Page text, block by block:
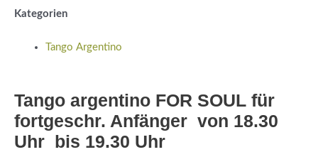
Kategorien
Tango Argentino
Tango argentino FOR SOUL für
fortgeschr. Anfänger von 18.30
Uhr bis 19.30 Uhr